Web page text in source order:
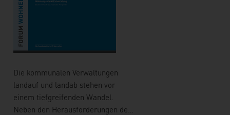
Die kommunalen Verwaltungen
landauf und landab stehen vor
einem tiefgreifenden Wandel.
Neben den Herausforderungen der